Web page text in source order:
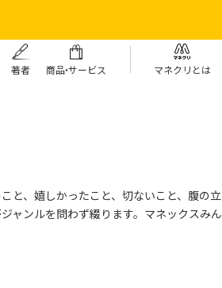
著者 商品・サービス マネクリとは
と、嬉しかったこと、切ないこと、腹の立
ンルを問わず綴ります。 マネックスみん